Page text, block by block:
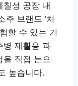
성 공장 내
브랜드 ‘처
할 수 있는 기
병 재활용 과
을 직접 눈으
높습니다.